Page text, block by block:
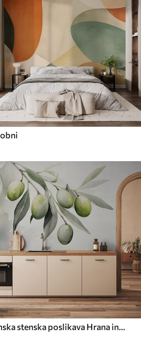
stenska poslikava Hrana in